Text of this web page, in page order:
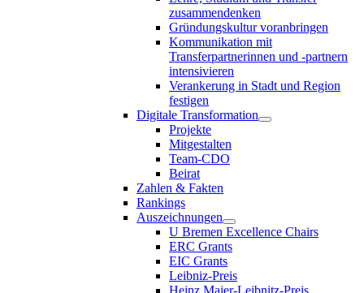
zusammendenken
Gründungskultur voranbringen
Kommunikation mit
Transferpartnerinnen und -partnern
intensivieren
Verankerung in Stadt und Region
festigen
Digitale Transformation
Projekte
Mitgestalten
Team-CDO
Beirat
Zahlen & Fakten
Rankings
Auszeichnungen
U Bremen Excellence Chairs
ERC Grants
EIC Grants
Leibniz-Preis
Heinz Maier-Leibnitz-Preis